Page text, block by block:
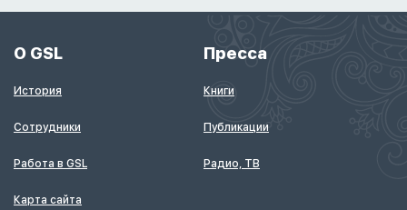
О GSL
История
Сотрудники
Работа в GSL
Карта сайта
Пресса
Книги
Публикации
Радио, ТВ